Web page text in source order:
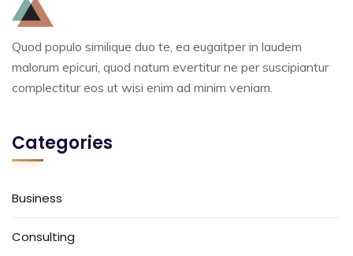
Quod populo similique duo te, ea eugaitper in laudem
malorum epicuri, quod natum evertitur ne per suscipiantur
complectitur eos ut wisi enim ad minim veniam.
Categories
Business
Consulting